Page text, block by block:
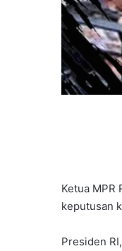
Ketua MPR
keputusan
Presiden